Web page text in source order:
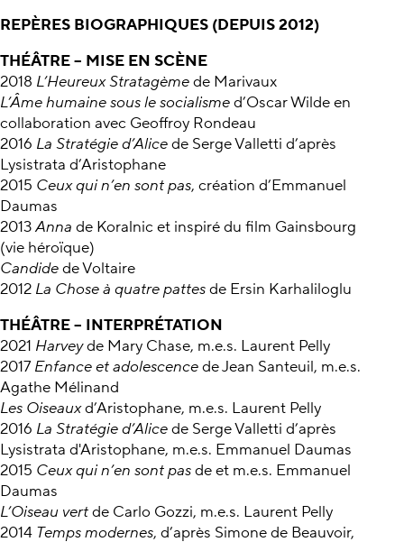
REPÈRES BIOGRAPHIQUES (DEPUIS 2012)
THÉÂTRE – MISE EN SCÈNE
2018 L’Heureux Stratagèmede Marivaux
L’Âme humaine sous le socialismed’Oscar Wilde en
collaboration avec Geoffroy Rondeau
2016 La Stratégie d’Alicede Serge Valletti d’après
Lysistrata d’Aristophane
2015 Ceux qui n’en sont pas, création d’Emmanuel
Daumas
2013Anna de Koralnic et inspiré du film Gainsbourg
(vie héroïque)
Candidede Voltaire
2012 La Chose à quatre pattesde Ersin Karhaliloglu
THÉÂTRE – INTERPRÉTATION
2021 Harveyde Mary Chase, m.e.s. Laurent Pelly
2017 Enfance et adolescencede Jean Santeuil, m.e.s.
Agathe Mélinand
Les Oiseauxd’Aristophane, m.e.s. Laurent Pelly
2016 La Stratégie d’Alicede Serge Valletti d’après
Lysistrata d'Aristophane, m.e.s. Emmanuel Daumas
2015 Ceux qui n’en sont pasde et m.e.s. Emmanuel
Daumas
L’Oiseau vertde Carlo Gozzi, m.e.s. Laurent Pelly
2014 Temps modernes, d’après Simone de Beauvoir,